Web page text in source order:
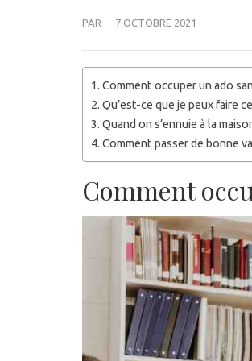
PAR 7 OCTOBRE 2021
Comment occuper un ado
Qu’est-ce que je peux faire
Quand on s’ennuie à la
Comment passer de bonne
Comment